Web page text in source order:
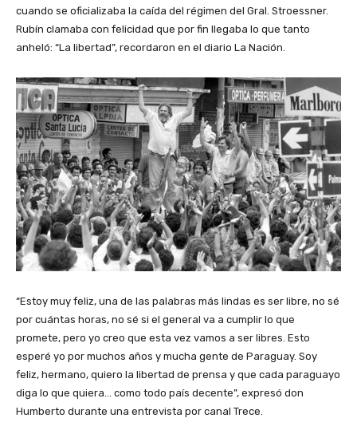
cuando se oficializaba la caída del régimen del Gral. Stroessner.
Rubín clamaba con felicidad que por fin llegaba lo que tanto
anheló: “La libertad”, recordaron en el diario La Nación.
“Estoy muy feliz, una de las palabras más lindas es ser libre, no sé
por cuántas horas, no sé si el general va a cumplir lo que
promete, pero yo creo que esta vez vamos a ser libres. Esto
esperé yo por muchos años y mucha gente de Paraguay. Soy
feliz, hermano, quiero la libertad de prensa y que cada paraguayo
diga lo que quiera… como todo país decente”, expresó don
Humberto durante una entrevista por canal Trece.